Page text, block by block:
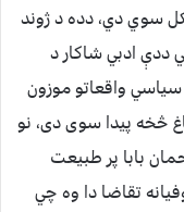
سوي دي، دده د ژوند
ددې ادبي شاكار د
واقعاتو موزون
څخه پيدا سوى دى، نو
بابا پر طبيعت
تقاضا دا وه چي